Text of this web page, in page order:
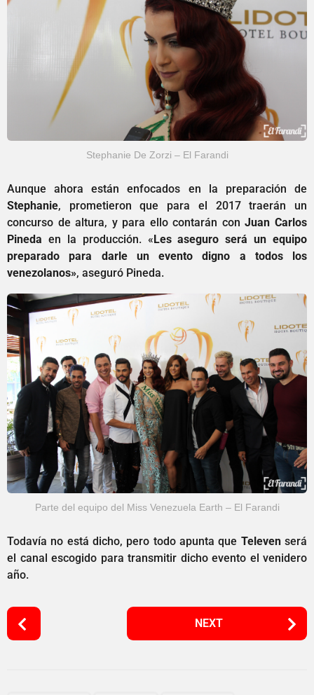
Stephanie De Zorzi – El Farandi
Aunque ahora están enfocados en la preparación de
Stephanie, prometieron que para el 2017 traerán un
concurso de altura, y para ello contarán conJuan Carlos
Pineda en la producción. « Les aseguro será un equipo
preparado para darle un evento digno a todos los
venezolanos», aseguró Pineda.
Parte del equipo del Miss Venezuela Earth – El Farandi
Todavía no está dicho, pero todo apunta que Televenserá
el canal escogido para transmitir dicho evento el venidero
año.
P
o
NEXT